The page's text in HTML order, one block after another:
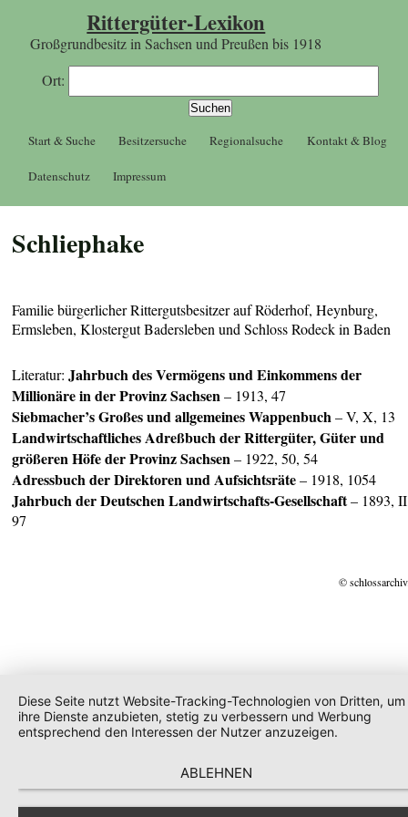
Rittergüter-Lexikon
Großgrundbesitz in Sachsen und Preußen bis 1918
Ort:
Start & Suche Besitzersuche Regionalsuche Kontakt & Blog
Datenschutz Impressum
Schliephake
Familie bürgerlicher Rittergutsbesitzer auf Röderhof, Heynburg,
Ermsleben, Klostergut Badersleben und Schloss Rodeck in Baden
Literatur:Jahrbuch des Vermögens und Einkommens der
Millionäre in der ProvinzSachsen– 1913, 47
Siebmacher’s Großes und allgemeines Wappenbuch– V, X, 13
Landwirtschaftliches Adreßbuch der Rittergüter, Güter und
größeren Höfe der Provinz Sachsen– 1922, 50, 54
Adressbuch der Direktoren und Aufsichtsräte– 1918, 1054
Jahrbuch der Deutschen Landwirtschafts-Gesellschaft– 1893,
97
©
Diese Seite nutzt Website-Tracking-Technologien von Dritten, um
ihre Dienste anzubieten, stetig zu verbessern und Werbung
entsprechend den Interessen der Nutzer anzuzeigen.
ABLEHNEN